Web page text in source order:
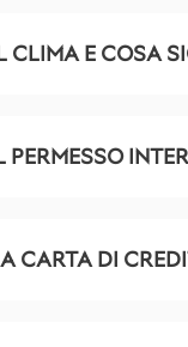
CLIMA E COSA
PERMESSO
CARTA DI